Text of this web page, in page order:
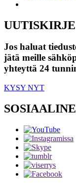
UUTISKIRJE
Jos haluat
jätä meille
yhteyttä 24
KYSY NYT